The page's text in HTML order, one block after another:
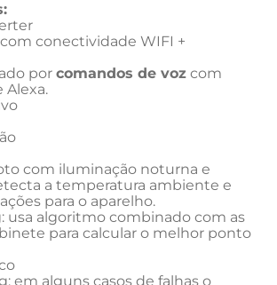
conectividade WIFI +
por comandos de voz com
Alexa.
com iluminação noturna e
a temperatura ambiente e
para o aparelho.
usa algoritmo combinado com as
para calcular o melhor ponto
em alguns casos de falhas o